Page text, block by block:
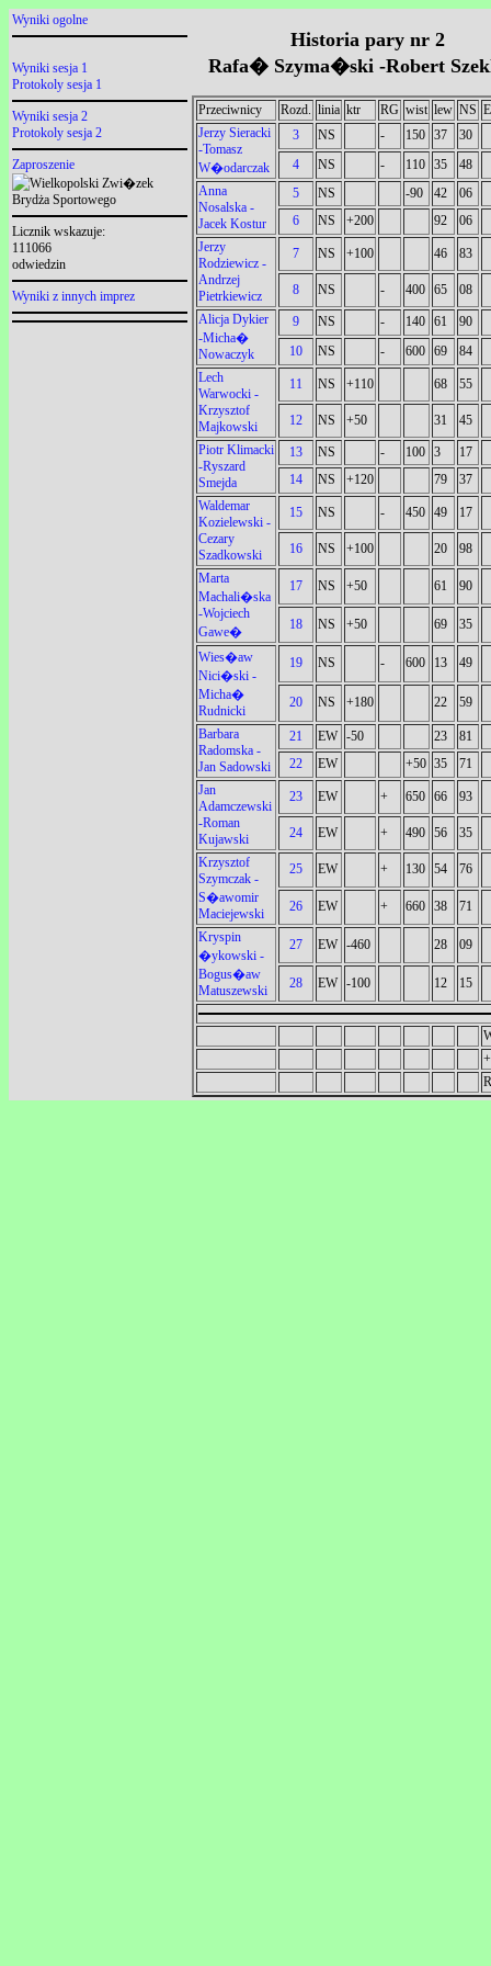
Wyniki ogolne
Wyniki sesja 1
Protokoly sesja 1
Wyniki sesja 2
Protokoly sesja 2
Zaproszenie
Licznik wskazuje:
111066
odwiedzin
Wyniki z innych imprez
Historia pary nr 2
Rafa� Szyma�ski -Robert
Przeciwnicy Rozd. linia ktr RG wist lew NS
Jerzy Sieracki
-Tomasz
W�odarczak
3 NS - 150 37
30
4
NS - 110 35
48
Anna
Nosalska -
Jacek Kostur
5 NS -90 42
06
6
NS +200 92
06
Jerzy
Rodziewicz -
Andrzej
Pietrkiewicz
7 NS +100 46 83
8 NS - 400 65
08
Alicja Dykier
-Micha�
Nowaczyk
9 NS - 140 61
90
10
NS - 600 69
84
Lech
Warwocki -
Krzysztof
Majkowski
11 NS +110 68 55
12 NS +50 31
45
Piotr Klimacki
-Ryszard
Smejda
13 NS - 100 3
17
14
NS +120 79
37
Waldemar
Kozielewski -
Cezary
Szadkowski
15 NS - 450 49 17
16 NS +100 20
98
Marta
Machali�ska
-Wojciech
Gawe�
17 NS +50 61 90
18 NS +50 69 35
Wies�aw
Nici�ski -
Micha�
Rudnicki
19 NS - 600 13 49
20 NS +180 22 59
Barbara
Radomska -
Jan Sadowski
21 EW -50 23
81
22
EW +50 35
71
Jan
Adamczewski
-Roman
Kujawski
23 EW + 650 66 93
24 EW + 490 56
35
Krzysztof
Szymczak -
S�awomir
Maciejewski
25 EW + 130 54 76
26 EW + 660 38
71
Kryspin
�ykowski -
Bogus�aw
Matuszewski
27 EW -460 28 09
28 EW -100 12 15